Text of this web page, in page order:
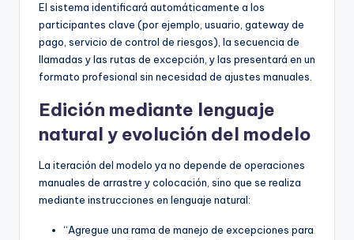
El sistema identificará automáticamente a los
participantes clave (por ejemplo, usuario, gateway de
pago, servicio de control de riesgos), la secuencia de
llamadas y las rutas de excepción, y las presentará en un
formato profesional sin necesidad de ajustes manuales.
Edición mediante lenguaje
natural y evolución del modelo
La iteración del modelo ya no depende de operaciones
manuales de arrastre y colocación, sino que se realiza
mediante instrucciones en lenguaje natural:
“Agregue una rama de manejo de excepciones para